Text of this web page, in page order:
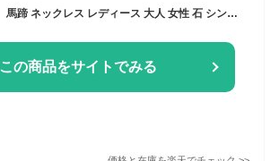
【楽天1位受賞】 馬蹄 ネックレス レディース 大人 女性 石 シンプル ホースシュー 一粒 H＆C プラチナ 18金 ネックレス ゴールド プラチナ 金属アレルギー 対応 プレゼント 誕生日プレゼント ギフト 彼女 妻 女性 20代 30代 40代 50代 クリスマス 2025
この商品をサイトでみる